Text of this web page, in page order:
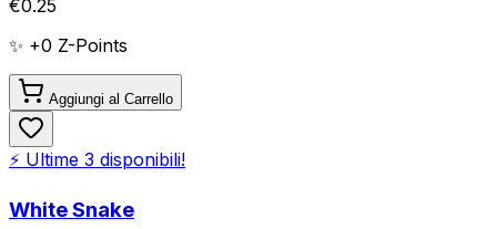
€0.25
✨ +0 Z-Points
Aggiungi al Carrello
⚡ Ultime 3 disponibili!
White Snake